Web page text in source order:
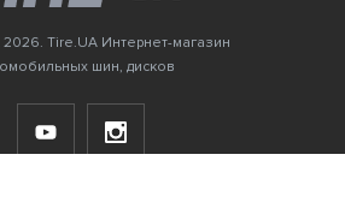
Tire.UA Интернет-магазин
шин, дисков